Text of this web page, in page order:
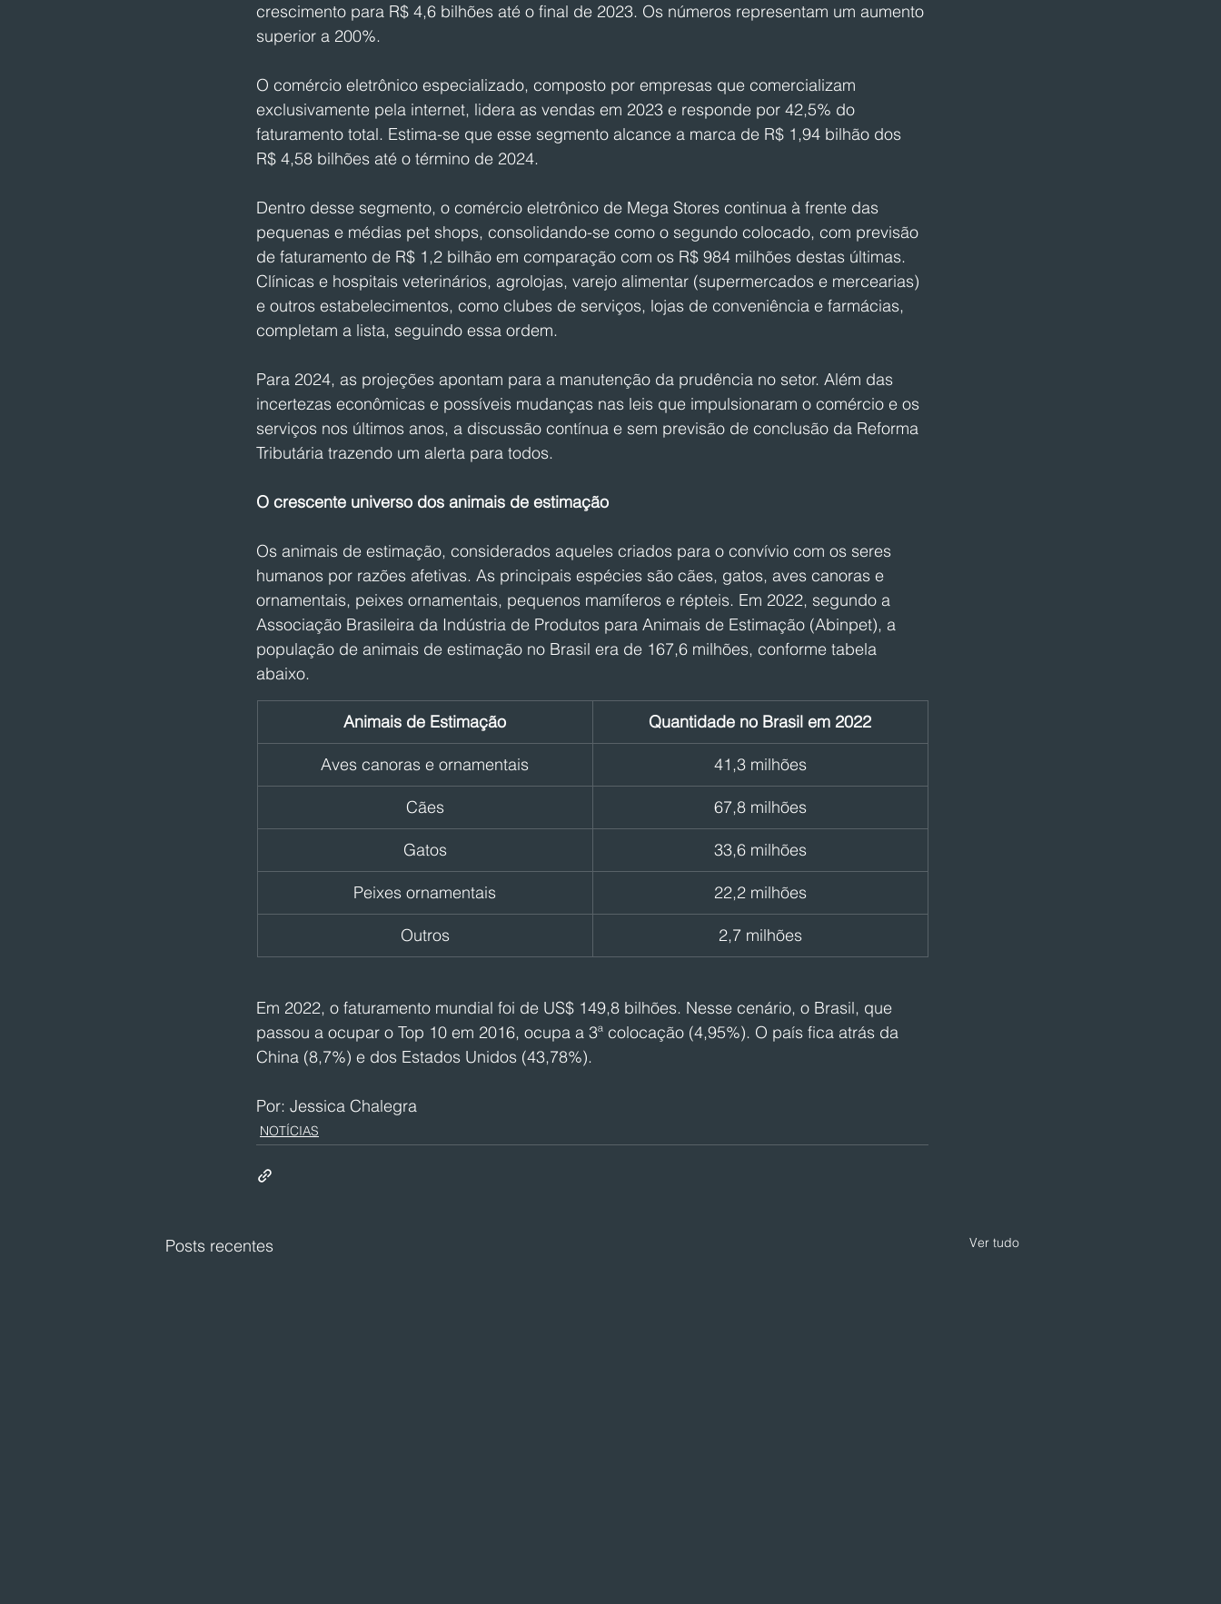
crescimento para R$ 4,6 bilhões até o final de 2023. Os números representam um aumento
superior a 200%.
O comércio eletrônico especializado, composto por empresas que comercializam
exclusivamente pela internet, lidera as vendas em 2023 e responde por 42,5% do
faturamento total. Estima-se que esse segmento alcance a marca de R$ 1,94 bilhão dos
R$ 4,58 bilhões até o término de 2024.
Dentro desse segmento, o comércio eletrônico de Mega Stores continua à frente das
pequenas e médias pet shops, consolidando-se como o segundo colocado, com previsão
de faturamento de R$ 1,2 bilhão em comparação com os R$ 984 milhões destas últimas.
Clínicas e hospitais veterinários, agrolojas, varejo alimentar (supermercados e mercearias)
e outros estabelecimentos, como clubes de serviços, lojas de conveniência e farmácias,
completam a lista, seguindo essa ordem.
Para 2024, as projeções apontam para a manutenção da prudência no setor. Além das
incertezas econômicas e possíveis mudanças nas leis que impulsionaram o comércio e os
serviços nos últimos anos, a discussão contínua e sem previsão de conclusão da Reforma
Tributária trazendo um alerta para todos.
O crescente universo dos animais de estimação
Os animais de estimação, considerados aqueles criados para o convívio com os seres
humanos por razões afetivas. As principais espécies são cães, gatos, aves canoras e
ornamentais, peixes ornamentais, pequenos mamíferos e répteis. Em 2022, segundo a
Associação Brasileira da Indústria de Produtos para Animais de Estimação (Abinpet), a
população de animais de estimação no Brasil era de 167,6 milhões, conforme tabela
abaixo.
Animais de Estimação Quantidade no Brasil em 2022
Aves canoras e ornamentais 41,3 milhões
Cães 67,8 milhões
Gatos 33,6 milhões
Peixes ornamentais 22,2 milhões
Outros 2,7 milhões
Em 2022, o faturamento mundial foi de US$ 149,8 bilhões. Nesse cenário, o Brasil, que
passou a ocupar o Top 10 em 2016, ocupa a 3ª colocação (4,95%). O país fica atrás da
China (8,7%) e dos Estados Unidos (43,78%).
Por: Jessica Chalegra
NOTÍCIAS
Posts recentes Ver tudo